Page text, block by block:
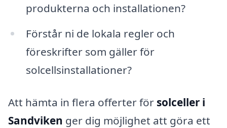
produkterna och installationen?
Förstår ni de lokala regler och
föreskrifter som gäller för
solcellsinstallationer?
Att hämta in flera offerter för solceller i
Sandviken ger dig möjlighet att göra ett